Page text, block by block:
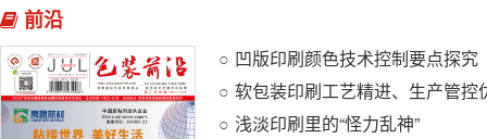
前沿
凹版印刷颜色技术控制要点探究
浅淡印刷里的“怪力乱神”